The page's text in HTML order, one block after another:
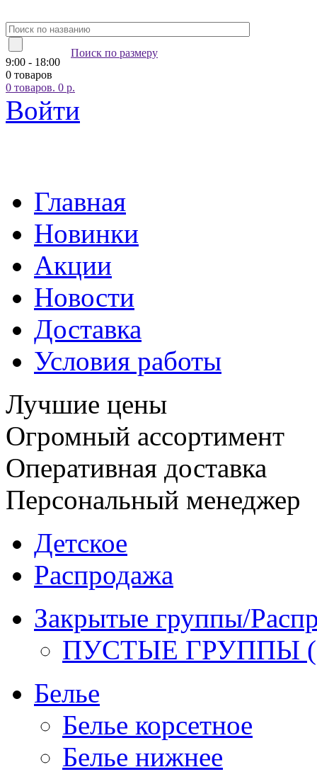
Поиск по размеру
9:00 - 18:00
0 товаров
0 товаров. 0 р.
Войти
Главная
Новинки
Акции
Новости
Доставка
Условия работы
Лучшие цены
Огромный ассортимент
Оперативная доставка
Персональный менеджер
Детское
Распродажа
Закрытые группы/
ПУСТЫЕ ГРУППЫ
Белье
Белье корсетное
Белье нижнее